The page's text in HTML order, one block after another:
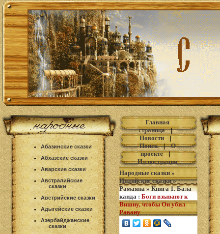
Абазинские сказки
Абхазские сказки
Аварские сказки
Австралийские
сказки
Австрийские сказки
Адыгейские сказки
Азербайджанские
сказки
Главная
страница|
Новости|
Поиск|О
проекте|
Иллюстрации
Народные сказки »
Индийские сказки»
Рамаяна»Книга 1. Бала
канда : Боги взывают к
Вишну, чтобы Он убил
Равану